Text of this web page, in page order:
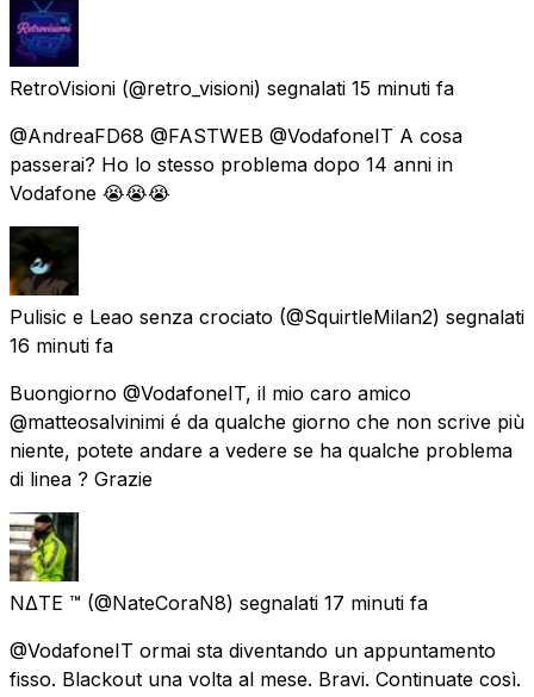
RetroVisioni (@retro_visioni) segnalati 15 minuti fa
@AndreaFD68 @FASTWEB @VodafoneIT A cosa
passerai? Ho lo stesso problema dopo 14 anni in
Vodafone 😭😭😭
Pulisic e Leao senza crociato (@SquirtleMilan2) segnalati
16 minuti fa
Buongiorno @VodafoneIT, il mio caro amico
@matteosalvinimi é da qualche giorno che non scrive più
niente, potete andare a vedere se ha qualche problema
di linea ? Grazie
NΔTE ™️ (@NateCoraN8) segnalati 17 minuti fa
@VodafoneIT ormai sta diventando un appuntamento
fisso. Blackout una volta al mese. Bravi. Continuate così.